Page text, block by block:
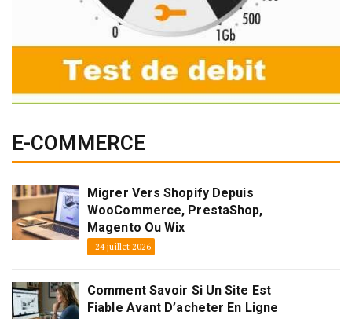
E-COMMERCE
Migrer Vers Shopify Depuis
WooCommerce, PrestaShop,
Magento Ou Wix
24 juillet 2026
Comment Savoir Si Un Site Est
Fiable Avant D’acheter En Ligne